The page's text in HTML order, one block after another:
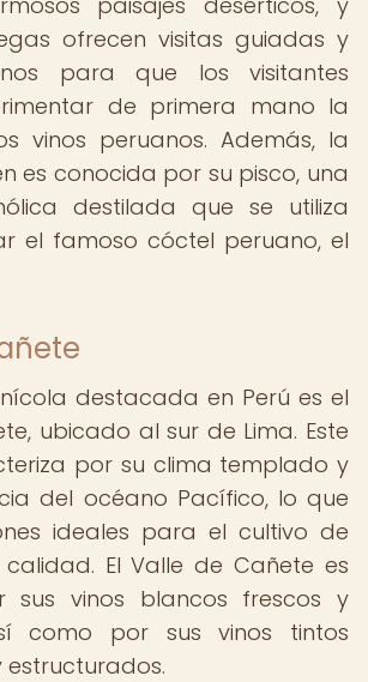
ofrecen visitas guiadas y
para que los visitantes
de primera mano la
vinos peruanos. Además, la
es conocida por su pisco, una
destilada que se utiliza
el famoso cóctel peruano, el
destacada en Perú es el
ubicado al sur de Lima. Este
por su clima templado y
del océano Pacífico, lo que
ideales para el cultivo de
El Valle de Cañete es
sus vinos blancos frescos y
como por sus vinos tintos